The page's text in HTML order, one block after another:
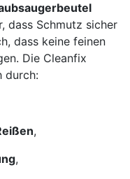
dass Schmutz sicher
dass keine feinen
Die Cleanfix
durch:
,
,